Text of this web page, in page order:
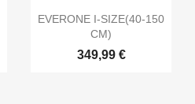
 Vista rápida
EVERONE I-SIZE(40-150
CM)
349,99 €